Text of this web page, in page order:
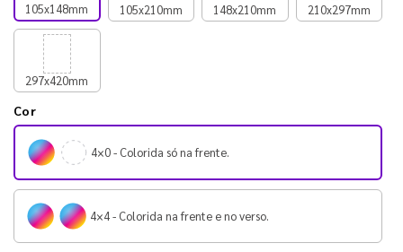
105x148mm 105x210mm 148x210mm 210x297mm
297x420mm
Cor
4×0 - Colorida só na frente.
4×4 - Colorida na frente e no verso.